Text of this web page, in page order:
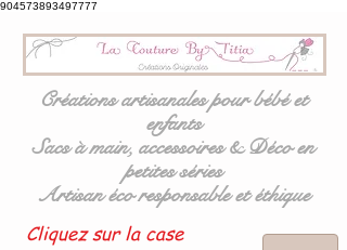
904573893497777
Créations artisanales pour bébé et
enfants
Sacs à main, accessoires & Déco en
petites séries
Artisan éco responsable et éthique
Cliquez sur la case